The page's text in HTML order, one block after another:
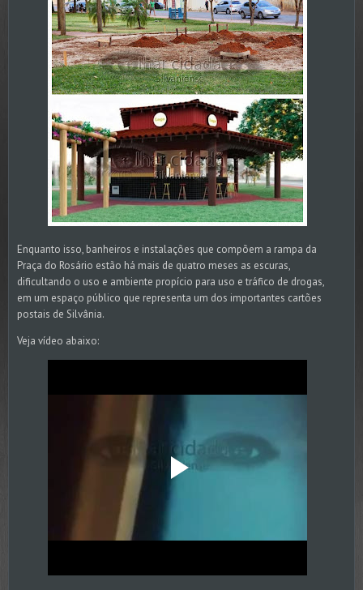
Enquanto isso, banheiros e instalações que compõem a rampa da
Praça do Rosário estão há mais de quatro meses as escuras,
dificultando o uso e ambiente propício para uso e tráfico de drogas,
em um espaço público que representa um dos importantes cartões
postais de Silvânia.
Veja vídeo abaixo: